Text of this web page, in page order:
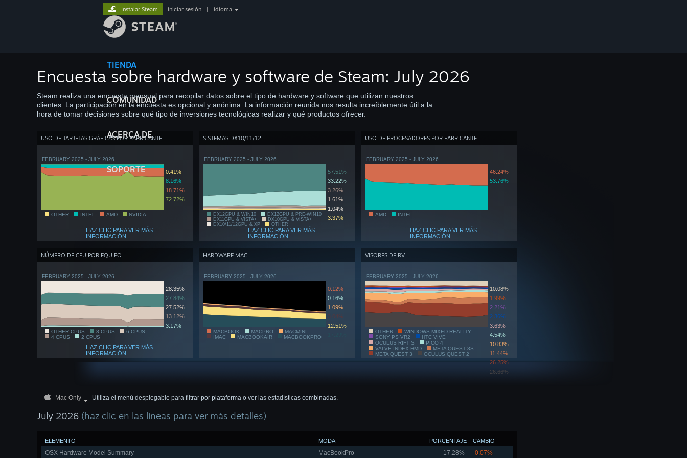
TIENDA
COMUNIDAD
ACERCA DE
SOPORTE
Instalar Steam iniciar sesión idioma
Encuesta sobre hardware y software de Steam: July 2026
Steam realiza una encuesta mensual para recopilar datos sobre el tipo de hardware y software que utilizan nuestros
clientes. La participación en la encuesta es opcional y anónima. La información reunida nos resulta increíblemente útil a la
hora de tomar decisiones sobre qué tipo de inversiones tecnológicas realizar y qué productos ofrecer.
USO DE TARJETAS GRÁFICAS POR FABRICANTE
FEBRUARY 2025 - JULY 2026
0.41%
8.16%
18.71%
72.72%
OTHER INTEL AMD NVIDIA
HAZ CLIC PARA VER MÁS
INFORMACIÓN
SISTEMAS DX10/11/12
FEBRUARY 2025 - JULY 2026
57.51%
33.22%
3.26%
1.61%
1.04%
3.37%
DX12GPU & WIN10
DX12GPU & PRE-WIN10
DX11GPU & VISTA+
DX10GPU & VISTA+
DX10/11/12GPU & XP
OTHER
HAZ CLIC PARA VER MÁS
INFORMACIÓN
USO DE PROCESADORES POR FABRICANTE
FEBRUARY 2025 - JULY 2026
46.24%
53.76%
AMD INTEL
HAZ CLIC PARA VER MÁS
INFORMACIÓN
NÚMERO DE CPU POR EQUIPO
FEBRUARY 2025 - JULY 2026
28.35%
27.84%
27.52%
13.12%
3.17%
OTHER CPUS 8 CPUS
6 CPUS
4 CPUS
2 CPUS
HAZ CLIC PARA VER MÁS
INFORMACIÓN
HARDWARE MAC
FEBRUARY 2025 - JULY 2026
0.12%
0.16%
1.09%
3.04%
12.51%
MACBOOK MACPRO
MACMINI
IMAC
MACBOOKAIR MACBOOKPRO
VISORES DE RV
FEBRUARY 2025 - JULY 2026
10.08%
1.99%
2.21%
2.36%
3.63%
4.54%
10.83%
11.44%
26.25%
26.66%
OTHER
WINDOWS MIXED REALITY
SONY PS VR2
HTC VIVE
OCULUS RIFT S
PICO 4
VALVE INDEX HMD
META QUEST 3S
META QUEST 3
OCULUS QUEST 2
Mac Only Utiliza el menú desplegable para filtrar por plataforma o ver las estadísticas combinadas.
July 2026 (haz clic en las líneas para ver más detalles)
ELEMENTO MODA PORCENTAJE CAMBIO
OSX Hardware Model Summary MacBookPro 17.28% -0.07%